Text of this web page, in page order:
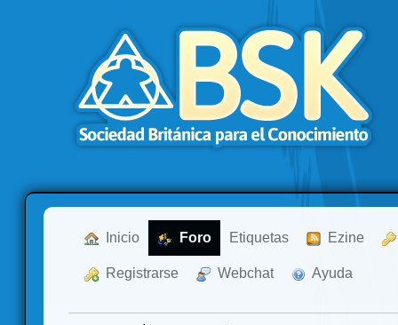
Inicio Foro Etiquetas Ezine
Registrarse Webchat Ayuda